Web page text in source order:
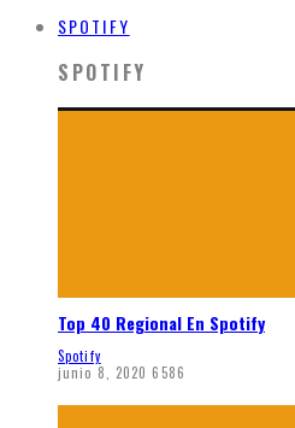
SPOTIFY
SPOTIFY
Top 40 Regional En Spotify
Spotify
junio 8, 2020 6586